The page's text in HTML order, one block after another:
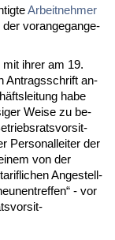
Ar­beit­neh­mer
der vor­an­ge­gan­ge­
ih­rer am 19.
An­trags­schrift an­
ha­be
Wei­se zu be­
Per­so­nal­lei­ter der
von der
An­ge­stell­
- vor